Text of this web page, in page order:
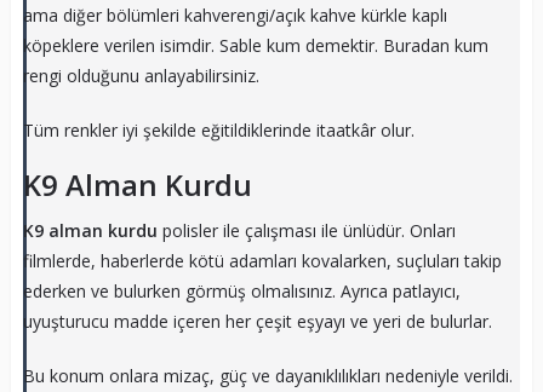
ama diğer bölümleri kahverengi/açık kahve kürkle kaplı
köpeklere verilen isimdir. Sable kum demektir. Buradan kum
rengi olduğunu anlayabilirsiniz.
Tüm renkler iyi şekilde eğitildiklerinde itaatkâr olur.
K9 Alman Kurdu
K9 alman kurdu polisler ile çalışması ile ünlüdür. Onları
filmlerde, haberlerde kötü adamları kovalarken, suçluları takip
ederken ve bulurken görmüş olmalısınız. Ayrıca patlayıcı,
uyuşturucu madde içeren her çeşit eşyayı ve yeri de bulurlar.
Bu konum onlara mizaç, güç ve dayanıklılıkları nedeniyle verildi.